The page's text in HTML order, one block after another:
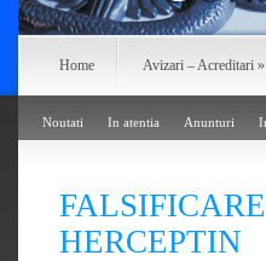
Home Avizari – Acreditari »
Noutati In atentia Anunturi
HERCEPTIN